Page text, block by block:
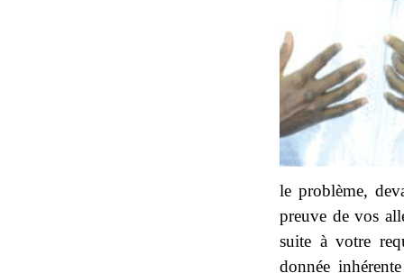
le problème,
preuve de vos
suite à votre
donnée